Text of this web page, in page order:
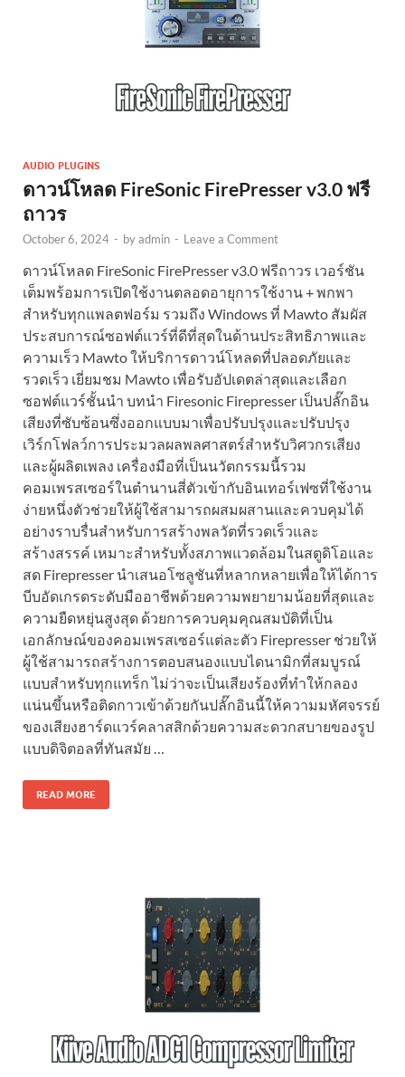
AUDIO PLUGINS
ดาวน์โหลด FireSonic FirePresser v3.0 ฟรี
ถาวร
October 6, 2024 - byadmin - Leave a Comment
ดาวน์โหลด FireSonic FirePresser v3.0 ฟรีถาวร เวอร์ชัน
เต็มพร้อมการเปิดใช้งานตลอดอายุการใช้งาน + พกพา
สำหรับทุกแพลตฟอร์ม รวมถึง Windows ที่ Mawto สัมผัส
ประสบการณ์ซอฟต์แวร์ที่ดีที่สุดในด้านประสิทธิภาพและ
ความเร็ว Mawto ให้บริการดาวน์โหลดที่ปลอดภัยและ
รวดเร็ว เยี่ยมชม Mawto เพื่อรับอัปเดตล่าสุดและเลือก
ซอฟต์แวร์ชั้นนำ บทนำ Firesonic Firepresser เป็นปลั๊กอิน
เสียงที่ซับซ้อนซึ่งออกแบบมาเพื่อปรับปรุงและปรับปรุง
เวิร์กโฟลว์การประมวลผลพลศาสตร์สำหรับวิศวกรเสียง
และผู้ผลิตเพลง เครื่องมือที่เป็นนวัตกรรมนี้รวม
คอมเพรสเซอร์ในตำนานสี่ตัวเข้ากับอินเทอร์เฟซที่ใช้งาน
ง่ายหนึ่งตัวช่วยให้ผู้ใช้สามารถผสมผสานและควบคุมได้
อย่างราบรื่นสำหรับการสร้างพลวัตที่รวดเร็วและ
สร้างสรรค์ เหมาะสำหรับทั้งสภาพแวดล้อมในสตูดิโอและ
สด Firepresser นำเสนอโซลูชันที่หลากหลายเพื่อให้ได้การ
บีบอัดเกรดระดับมืออาชีพด้วยความพยายามน้อยที่สุดและ
ความยืดหยุ่นสูงสุด ด้วยการควบคุมคุณสมบัติที่เป็น
เอกลักษณ์ของคอมเพรสเซอร์แต่ละตัว Firepresser ช่วยให้
ผู้ใช้สามารถสร้างการตอบสนองแบบไดนามิกที่สมบูรณ์
แบบสำหรับทุกแทร็ก ไม่ว่าจะเป็นเสียงร้องที่ทำให้กลอง
แน่นขึ้นหรือติดกาวเข้าด้วยกันปลั๊กอินนี้ให้ความมหัศจรรย์
ของเสียงฮาร์ดแวร์คลาสสิกด้วยความสะดวกสบายของรูป
แบบดิจิตอลที่ทันสมัย …
READ MORE